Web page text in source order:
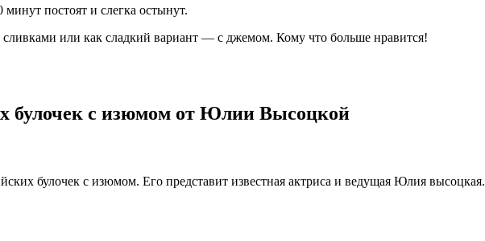
постоят и слегка остынут.
сливками или как сладкий вариант — с джемом. Кому что больше нравится!
булочек с изюмом от Юлии Высоцкой
булочек с изюмом. Его представит известная актриса и ведущая Юлия высоцкая.